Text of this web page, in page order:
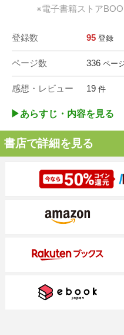
※電子書籍ストア
登録数 95 登録
ページ数 336 ペー
感想・レビュー 19 件
▶︎あらすじ・内容を見る
書店で詳細を見る